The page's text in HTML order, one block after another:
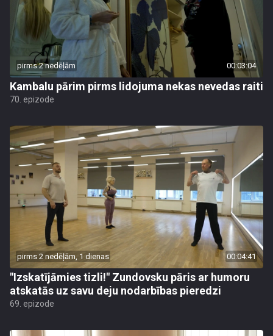
pirms 2 nedēļām 00:03:04
Kambalu pārim pirms lidojuma nekas nevedas raiti
70. epizode
pirms 2 nedēļām, 1 dienas 00:04:41
"Izskatījāmies tizli!" Zundovsku pāris ar humoru
atskatās uz savu deju nodarbības pieredzi
69. epizode